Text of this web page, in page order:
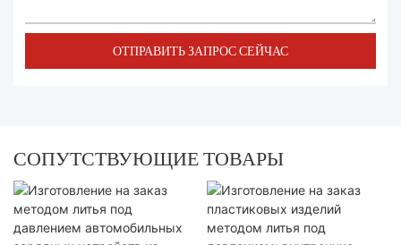
ОТПРАВИТЬ ЗАПРОС СЕЙЧАС
СОПУТСТВУЮЩИЕ ТОВАРЫ